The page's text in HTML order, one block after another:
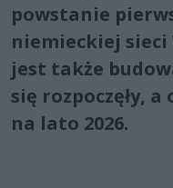
powstanie
niemieckiej
jest także
się rozpoczęły,
na lato 2026.